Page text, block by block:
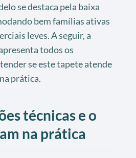
se destaca pela baixa
bem famílias ativas
leves. A seguir, a
todos os
se este tapete atende
prática.
técnicas e o
na prática